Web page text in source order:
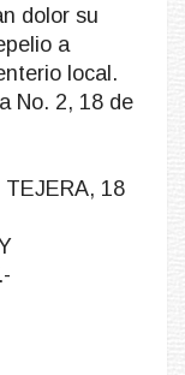
dolor su
a
local.
No. 2, 18 de
TEJERA, 18